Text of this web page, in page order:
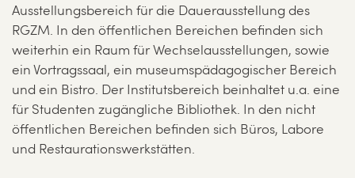
Ausstellungsbereich für die Dauerausstellung des
RGZM. In den öffentlichen Bereichen befinden sich
weiterhin ein Raum für Wechselausstellungen, sowie
ein Vortragssaal, ein museumspädagogischer Bereich
und ein Bistro. Der Institutsbereich beinhaltet u.a. eine
für Studenten zugängliche Bibliothek. In den nicht
öffentlichen Bereichen befinden sich Büros, Labore
und Restaurationswerkstätten.